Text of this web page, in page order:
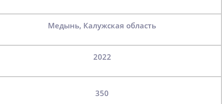
Медынь, Калужская область
2022
350